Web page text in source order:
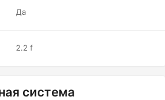
Да
2.2 f
система